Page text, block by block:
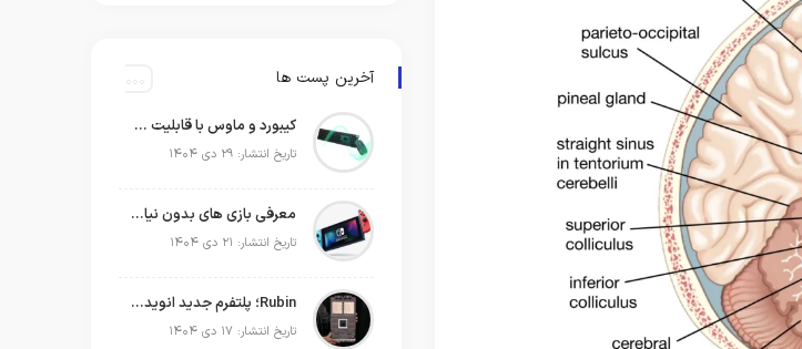
آخرین پست ها
کیبورد و ماوس با قابلیت شارژ با نور محیط
تاریخ انتشار: ۲۹ دی ۱۴۰۴
معرفی بازی های بدون نیاز به اینترنت
تاریخ انتشار: ۲۱ دی ۱۴۰۴
Rubin؛ پلتفرم جدید انویدیا برای سلطه بر نسل بعدی هوش مصنوعی
تاریخ انتشار: ۱۷ دی ۱۴۰۴